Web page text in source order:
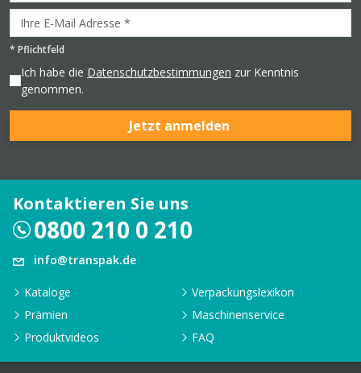
* Pflichtfeld
Ich habe die Datenschutzbestimmungen zur Kenntnis
genommen.
Jetzt anmelden
Kontaktieren Sie uns
0800 210 0 210
info@transpak.de
Kataloge
Verpackungslexikon
Prämien
Maschinenservice
Produktvideos
FAQ